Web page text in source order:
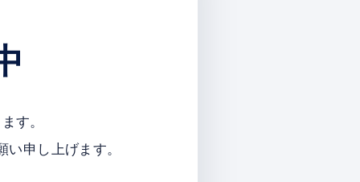
す。
申し上げます。